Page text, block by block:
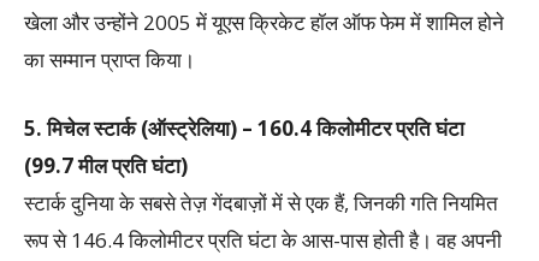
खेला और उन्होंने 2005 में यूएस क्रिकेट हॉल ऑफ फेम में शामिल होने
का सम्मान प्राप्त किया।
5. मिचेल स्टार्क (ऑस्ट्रेलिया) – 160.4 किलोमीटर प्रति घंटा
(99.7 मील प्रति घंटा)
स्टार्क दुनिया के सबसे तेज़ गेंदबाज़ों में से एक हैं, जिनकी गति नियमित
रूप से 146.4 किलोमीटर प्रति घंटा के आस-पास होती है। वह अपनी